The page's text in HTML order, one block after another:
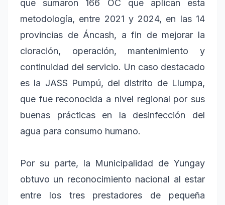
que sumaron 166 OC que aplican esta
metodología, entre 2021 y 2024, en las 14
provincias de Áncash, a fin de mejorar la
cloración, operación, mantenimiento y
continuidad del servicio. Un caso destacado
es la JASS Pumpú, del distrito de Llumpa,
que fue reconocida a nivel regional por sus
buenas prácticas en la desinfección del
agua para consumo humano.
Por su parte, la Municipalidad de Yungay
obtuvo un reconocimiento nacional al estar
entre los tres prestadores de pequeña